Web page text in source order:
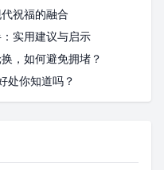
祝福的融合
实用建议与启示
，如何避免拥堵？
处你知道吗？